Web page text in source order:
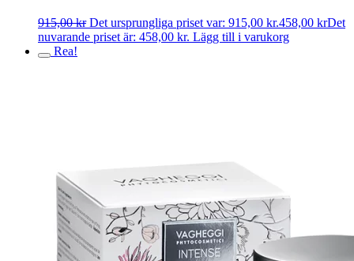
915,00kr Det ursprungliga priset var: 915,00 kr.458,00 krDet
nuvarande priset är: 458,00 kr. Lägg till i varukorg
Rea!